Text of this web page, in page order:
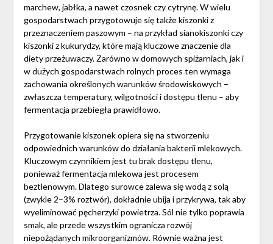
marchew, jabłka, a nawet czosnek czy cytrynę. W wielu
gospodarstwach przygotowuje się także kiszonki z
przeznaczeniem paszowym – na przykład sianokiszonki czy
kiszonki z kukurydzy, które mają kluczowe znaczenie dla
diety przeżuwaczy. Zarówno w domowych spiżarniach, jak i
w dużych gospodarstwach rolnych proces ten wymaga
zachowania określonych warunków środowiskowych –
zwłaszcza temperatury, wilgotności i dostępu tlenu – aby
fermentacja przebiegła prawidłowo.
Przygotowanie kiszonek opiera się na stworzeniu
odpowiednich warunków do działania bakterii mlekowych.
Kluczowym czynnikiem jest tu brak dostępu tlenu,
ponieważ fermentacja mlekowa jest procesem
beztlenowym. Dlatego surowce zalewa się wodą z solą
(zwykle 2–3% roztwór), dokładnie ubija i przykrywa, tak aby
wyeliminować pęcherzyki powietrza. Sól nie tylko poprawia
smak, ale przede wszystkim ogranicza rozwój
niepożądanych mikroorganizmów. Równie ważna jest